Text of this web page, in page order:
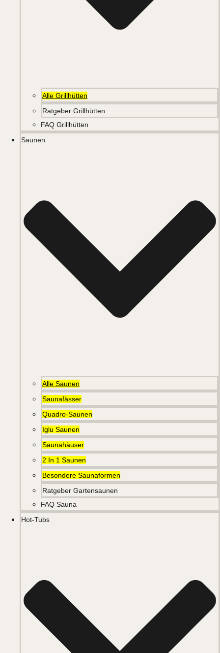
Alle Grillhütten
Ratgeber Grillhütten
FAQ Grillhütten
Saunen
Alle Saunen
Saunafässer
Quadro-Saunen
Iglu Saunen
Saunahäuser
2 In 1 Saunen
Besondere Saunaformen
Ratgeber Gartensaunen
FAQ Sauna
Hot-Tubs